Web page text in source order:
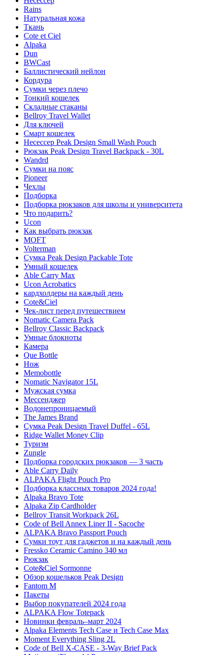
Rains
Натуральная кожа
Ткань
Cote et Ciel
Alpaka
Dun
BWCast
Баллистический нейлон
Кордура
Сумки через плечо
Тонкий кошелек
Складные стаканы
Bellroy Travel Wallet
Для ключей
Смарт кошелек
Несессер Peak Design Small Wash Pouch
Рюкзак Peak Design Travel Backpack - 30L
Wandrd
Сумки на пояс
Pioneer
Чехлы
Подборка
Подборка рюкзаков для школы и университета
Что подарить?
Ucon
Как выбрать рюкзак
MOFT
Volterman
Сумка Peak Design Packable Tote
Умный кошелек
Able Carry Max
Ucon Acrobatics
кардхолдеры на каждый день
Cote&Ciel
Чек-лист перед путешествием
Nomatic Camera Pack
Bellroy Classic Backpack
Умные блокноты
Камера
Que Bottle
Нож
Memobottle
Nomatic Navigator 15L
Мужская сумка
Мессенджер
Водонепроницаемый
The James Brand
Сумка Peak Design Travel Duffel - 65L
Ridge Wallet Money Clip
Туризм
Zungle
Подборка городских рюкзаков — 3 часть
Able Carry Daily
ALPAKA Flight Pouch Pro
Подборка классных товаров 2024 года!
Alpaka Bravo Tote
Alpaka Zip Cardholder
Bellroy Transit Workpack 26L
Code of Bell Annex Liner II - Sacoche
ALPAKA Bravo Passport Pouch
Сумки тоут для гаджетов и на каждый день
Fressko Ceramic Camino 340 мл
Рюкзак
Cote&Ciel Sormonne
Обзор кошельков Peak Design
Fantom M
Пакеты
Выбор покупателей 2024 года
ALPAKA Flow Totepack
Новинки февраль–март 2024
Alpaka Elements Tech Case и Tech Case Max
Moment Everything Sling 2L
Code of Bell X-CASE - 3-Way Brief Pack